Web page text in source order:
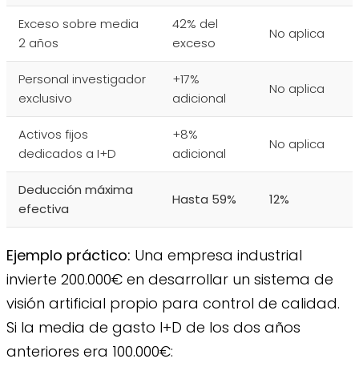
Exceso sobre media
2 años
42% del
exceso
No aplica
Personal investigador
exclusivo
+17%
adicional
No aplica
Activos fijos
dedicados a I+D
+8%
adicional
No aplica
Deducción máxima
efectiva
Hasta 59% 12%
Ejemplo práctico: Una empresa industrial
invierte 200.000€ en desarrollar un sistema de
visión artificial propio para control de calidad.
Si la media de gasto I+D de los dos años
anteriores era 100.000€: